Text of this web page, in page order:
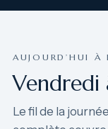
AUJOURD’HUI À
Vendredi
Le fil de la